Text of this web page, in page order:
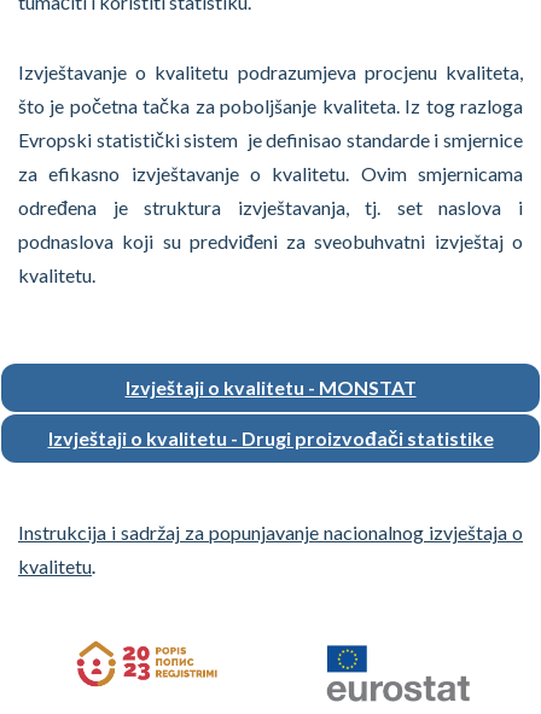
Izvještavanje o kvalitetu podrazumjeva procjenu kvaliteta,
što je početna tačka za poboljšanje kvaliteta. Iz tog razloga
Evropski statistički sistem je definisao standarde i smjernice
za efikasno izvještavanje o kvalitetu. Ovim smjernicama
određena je struktura izvještavanja, tj. set naslova i
podnaslova koji su predviđeni za sveobuhvatni izvještaj o
kvalitetu.
Izvještaji o kvalitetu - MONSTAT
Izvještaji o kvalitetu - Drugi proizvođači statistike
Instrukcija i sadržaj za popunjavanje nacionalnog izvještaja o
kvalitetu.